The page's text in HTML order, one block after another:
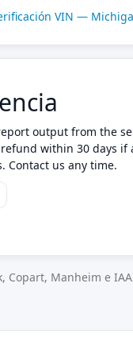
VIN —
output from the
within 30 days if
Contact us any time.
Copart, Manheim e